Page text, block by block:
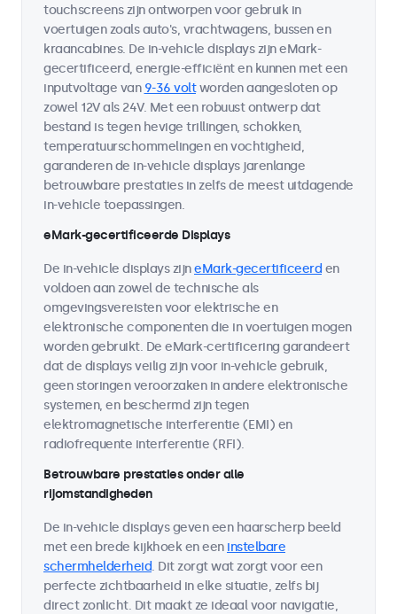
touchscreens zijn ontworpen voor gebruik in
voertuigen zoals auto's, vrachtwagens, bussen en
kraancabines. De in-vehicle displays zijn eMark-
gecertificeerd, energie-efficiënt en kunnen met een
inputvoltage van 9-36 voltworden aangesloten op
zowel 12V als 24V. Met een robuust ontwerp dat
bestand is tegen hevige trillingen, schokken,
temperatuurschommelingen en vochtigheid,
garanderen de in-vehicle displays jarenlange
betrouwbare prestaties in zelfs de meest uitdagende
in-vehicle toepassingen.
eMark-gecertificeerde Displays
De in-vehicle displays zijneMark-gecertificeerd en
voldoen aan zowel de technische als
omgevingsvereisten voor elektrische en
elektronische componenten die in voertuigen mogen
worden gebruikt. De eMark-certificering garandeert
dat de displays veilig zijn voor in-vehicle gebruik,
geen storingen veroorzaken in andere elektronische
systemen, en beschermd zijn tegen
elektromagnetische interferentie (EMI) en
radiofrequente interferentie (RFI).
Betrouwbare prestaties onder alle
rijomstandigheden
De in-vehicle displays geven een haarscherp beeld
met een brede kijkhoek en een instelbare
schermhelderheid. Dit zorgt wat zorgt voor een
perfecte zichtbaarheid in elke situatie, zelfs bij
direct zonlicht. Dit maakt ze ideaal voor navigatie,